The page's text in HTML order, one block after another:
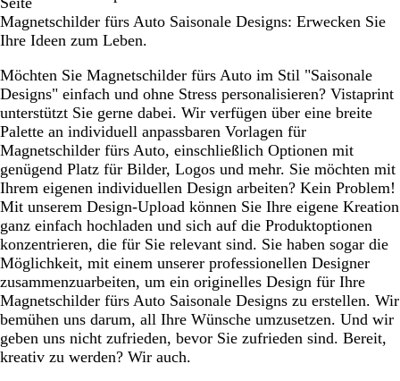
Magnetschilder fürs Auto Saisonale Designs: Erwecken Sie
Ihre Ideen zum Leben.
Möchten Sie Magnetschilder fürs Auto im Stil "Saisonale
Designs" einfach und ohne Stress personalisieren? Vistaprint
unterstützt Sie gerne dabei. Wir verfügen über eine breite
Palette an individuell anpassbaren Vorlagen für
Magnetschilder fürs Auto, einschließlich Optionen mit
genügend Platz für Bilder, Logos und mehr. Sie möchten mit
Ihrem eigenen individuellen Design arbeiten? Kein Problem!
Mit unserem Design-Upload können Sie Ihre eigene Kreation
ganz einfach hochladen und sich auf die Produktoptionen
konzentrieren, die für Sie relevant sind. Sie haben sogar die
Möglichkeit, mit einem unserer professionellen Designer
zusammenzuarbeiten, um ein originelles Design für Ihre
Magnetschilder fürs Auto Saisonale Designs zu erstellen. Wir
bemühen uns darum, all Ihre Wünsche umzusetzen. Und wir
geben uns nicht zufrieden, bevor Sie zufrieden sind. Bereit,
kreativ zu werden? Wir auch.